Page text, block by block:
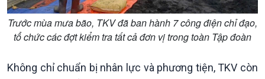
Trước mùa mưa bão, TKV đã ban hành 7 công điện chỉ đạo,
tổ chức các đợt kiểm tra tất cả đơn vị trong toàn Tập đoàn
Không chỉ chuẩn bị nhân lực và phương tiện, TKV còn